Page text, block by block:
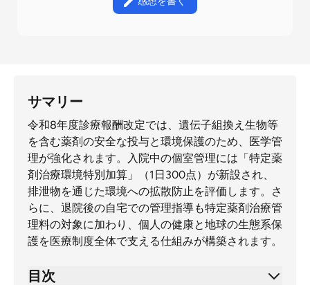
サマリー
令和8年度診療報酬改定では、遺伝子組換え生物等
を含む薬剤の安全な投与と環境保護のため、医学管
理が強化されます。入院中の個室管理には「特定薬
剤治療環境特別加算」（1日300点）が新設され、
排泄物を通じた環境への拡散防止を評価します。さ
らに、退院後の自宅での管理指導も特定薬剤治療管
理料の対象に加わり、個人の健康と地球の生態系保
護を医療制度全体で支える仕組みが構築されます。
目次